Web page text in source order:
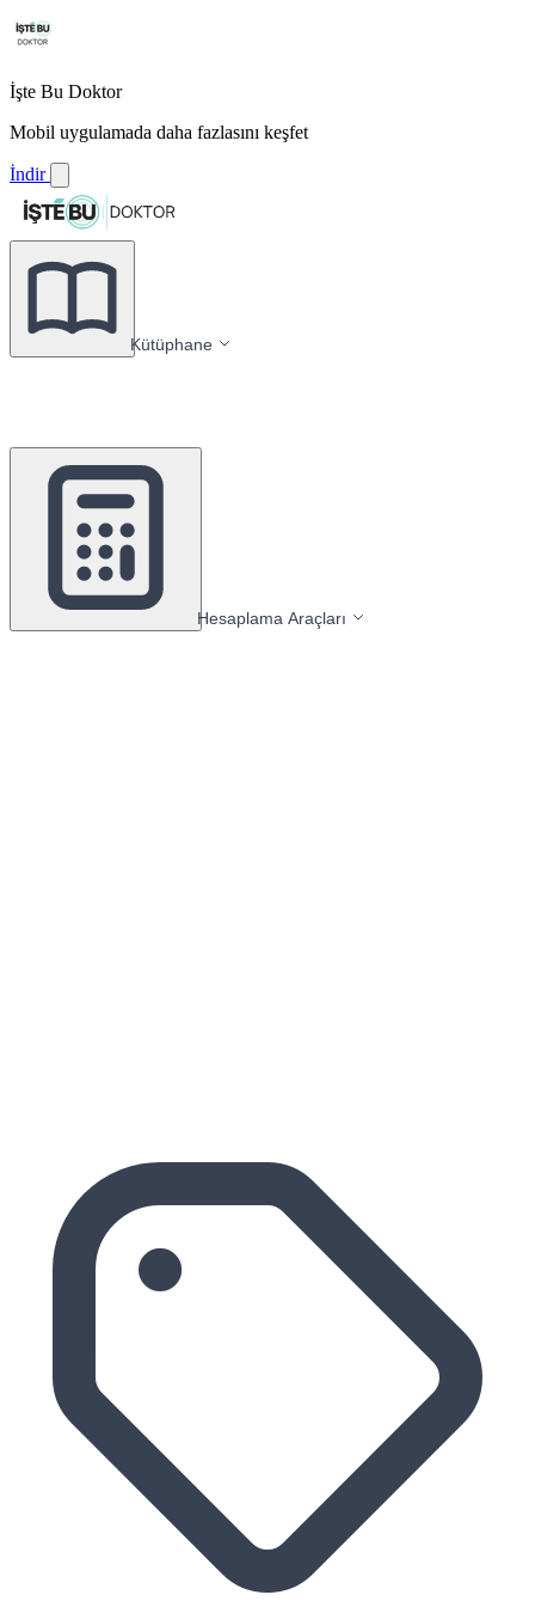
İşte Bu Doktor
Mobil uygulamada daha fazlasını keşfet
İndir
Kütüphane
Hesaplama Araçları